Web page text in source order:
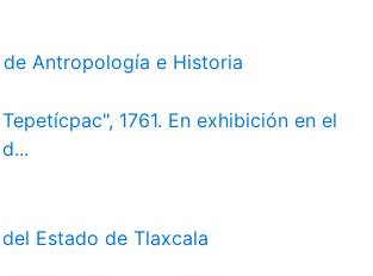
Antropología e Historia
1761. En exhibición en el
Estado de Tlaxcala